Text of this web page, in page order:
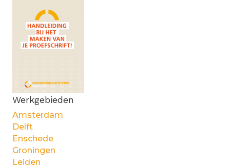
Werkgebieden
Amsterdam
Delft
Enschede
Groningen
Leiden